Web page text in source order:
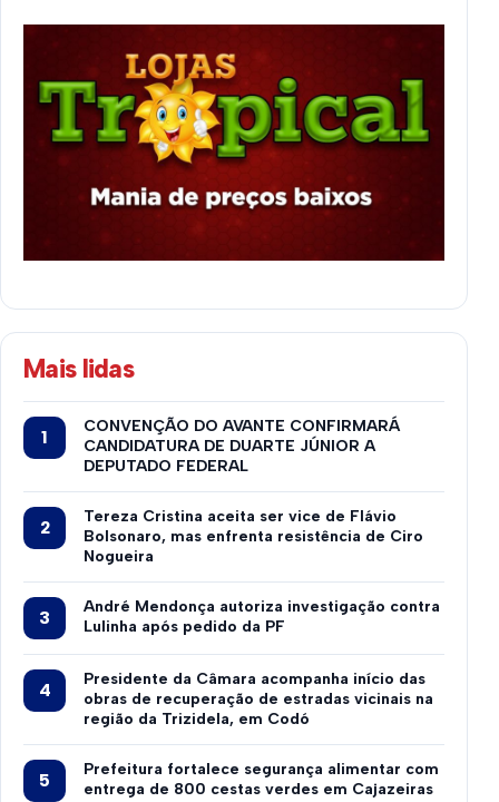
Mais lidas
CONVENÇÃO DO AVANTE CONFIRMARÁ
CANDIDATURA DE DUARTE JÚNIOR A
DEPUTADO FEDERAL
Tereza Cristina aceita ser vice de Flávio
Bolsonaro, mas enfrenta resistência de Ciro
Nogueira
André Mendonça autoriza investigação contra
Lulinha após pedido da PF
Presidente da Câmara acompanha início das
obras de recuperação de estradas vicinais na
região da Trizidela, em Codó
Prefeitura fortalece segurança alimentar com
entrega de 800 cestas verdes em Cajazeiras